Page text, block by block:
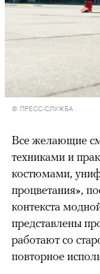
© ПРЕСС-СЛУЖБА
Все желающие
техниками и
костюмами,
процветания»,
контекста
представлены
работают со
повторное